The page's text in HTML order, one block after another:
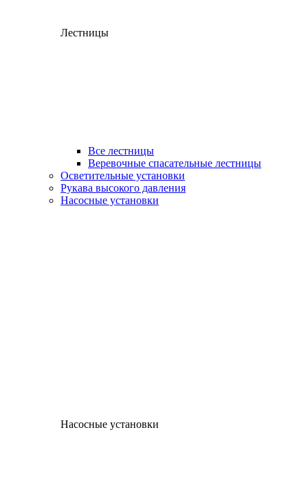
Лестницы
Все лестницы
Веревочные спасательные лестницы
Осветительные установки
Рукава высокого давления
Насосные установки
Насосные установки